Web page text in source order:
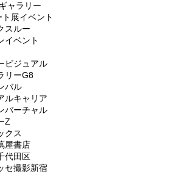
ャラリー
ト展イベント
スルー
イベント
ビジュアル
リーG8
バル
ルキャリア
バーチャル
Z
クス
屋書店
代田区
セ撮影新宿